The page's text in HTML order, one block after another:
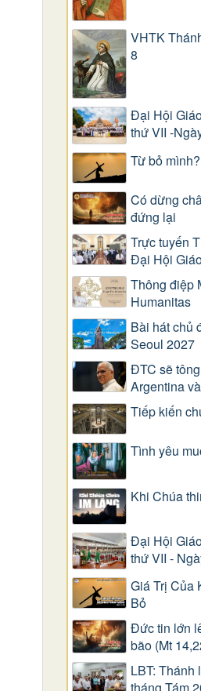
VHTK
8
Đại Hội
thứ VII -
Từ bỏ mình?
Có dừng
đứng lại
Trực tuyến
Đại Hội
Thông điệp
Humanitas
Bài hát chủ
Seoul 2027
ĐTC sẽ
Argentina
Tiếp kiến
Tình yêu
Khi Chúa
Đại Hội
thứ VII -
Giá Trị Của
Bỏ
Đức tin lớn
bão (Mt
LBT: Thánh